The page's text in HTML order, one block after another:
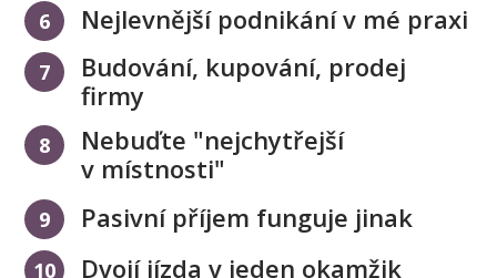
6 Nejlevnější podnikání v mé praxi
7
Budování, kupování, prodej
firmy
8
Nebuďte "nejchytřejší
v místnosti"
9 Pasivní příjem funguje jinak
10 Dvojí jízda v jeden okamžik